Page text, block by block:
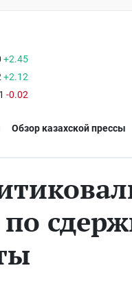
+2.45
+2.12
-0.02
Обзор казахской прессы
по